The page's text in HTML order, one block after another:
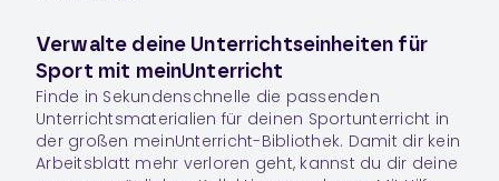
Verwalte deine Unterrichtseinheiten für
Sport mit meinUnterricht
Finde in Sekundenschnelle die passenden
Unterrichtsmaterialien für deinen Sportunterricht in
der großen meinUnterricht-Bibliothek. Damit dir kein
Arbeitsblatt mehr verloren geht, kannst du dir deine